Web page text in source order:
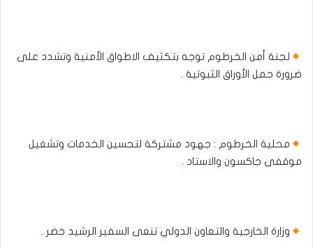
لجنة أمن الخرطوم توجه بتكثيف الاطواق الأمنية وتشدد على
ضرورة حمل الأوراق الثبوتية .
محلية الخرطوم : جهود مشتركة لتحسين الخدمات وتشغيل
موقفى جاكسون والاستاد .
وزارة الخارجية والتعاون الدولي تنعى السفير الرشيد خضر .